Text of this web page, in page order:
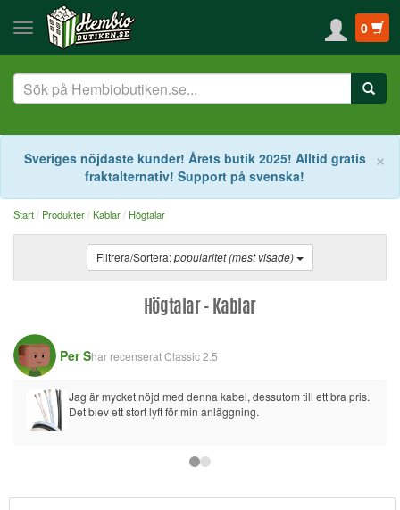
0
×
Sveriges nöjdaste kunder! Årets butik 2025! Alltid gratis
fraktalternativ! Support på svenska!
Start Produkter Kablar Högtalar
Filtrera/Sortera:popularitet (mest visade)
Högtalar - Kablar
Per Shar recenseratClassic 2.5
Jag är mycket nöjd med denna kabel, dessutom till ett bra pris.
Det blev ett stort lyft för min anläggning.